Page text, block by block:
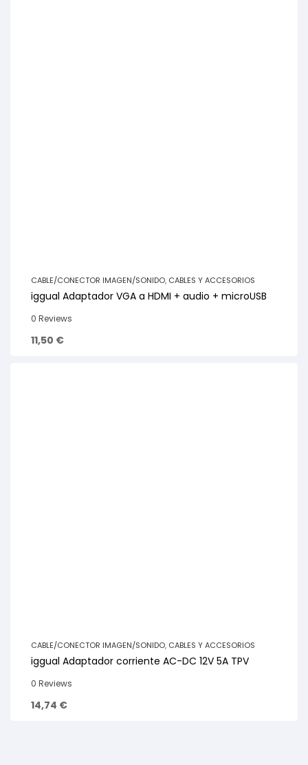
CABLE/CONECTOR IMAGEN/SONIDO, CABLES Y ACCESORIOS
iggual Adaptador VGA a HDMI + audio + microUSB
0 Reviews
11,50 €
CABLE/CONECTOR IMAGEN/SONIDO, CABLES Y ACCESORIOS
iggual Adaptador corriente AC-DC 12V 5A TPV
0 Reviews
14,74 €